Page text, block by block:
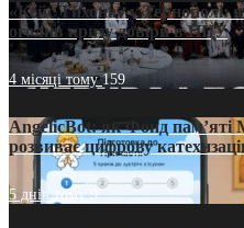
«Кейс Тихона» у Тернополі:
оголив кризу довіри в ПЦУ
4 місяці тому159
AngelicBot: як Фонд пам’яті
розвиває цифрову
5 днів тому9